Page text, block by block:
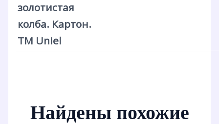
золотистая
колба. Картон.
ТМ Uniel
Найдены похожие